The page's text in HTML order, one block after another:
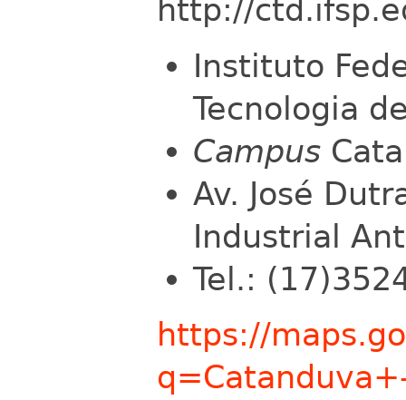
Instituto
Tecnologia
Campus
Av. José
Industrial
Tel.:
https://